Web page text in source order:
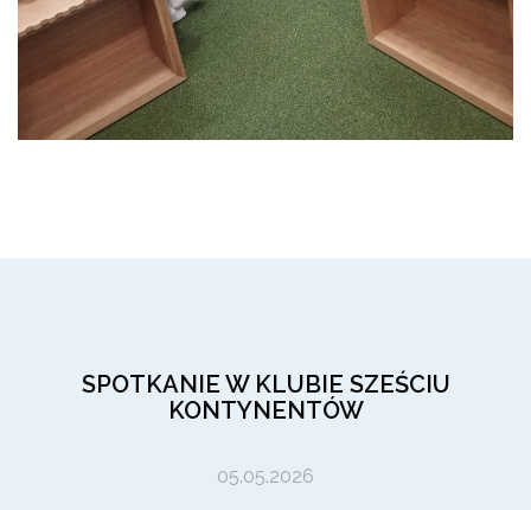
SPOTKANIE W KLUBIE SZEŚCIU
KONTYNENTÓW
05.05.2026